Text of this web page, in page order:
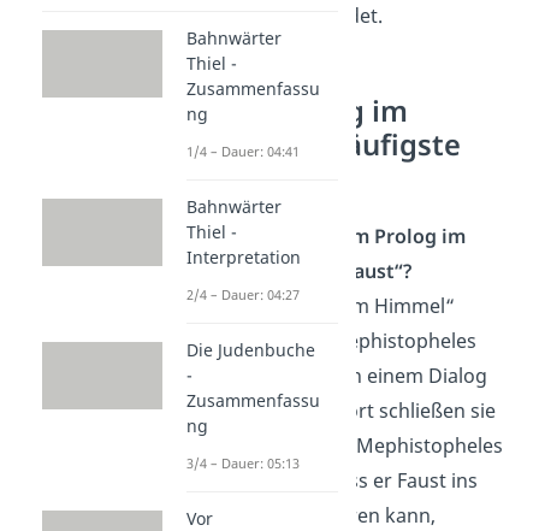
findet.
Faust Prolog im
Himmel – häufigste
Was passiert im Prolog im
Himmel bei „Faust“?
Beim „Prolog im Himmel“
stehen sich Mephistopheles
und der Herr in einem Dialog
gegenüber. Dort schließen sie
eine Wette ab. Mephistopheles
behauptet, dass er Faust ins
Teuflische führen kann,
Bahnwärter
Thiel -
Zusammenfassu
ng
1/4 – Dauer: 04:41
Bahnwärter
Thiel -
Interpretation
2/4 – Dauer: 04:27
Die Judenbuche
-
Zusammenfassu
ng
3/4 – Dauer: 05:13
Vor